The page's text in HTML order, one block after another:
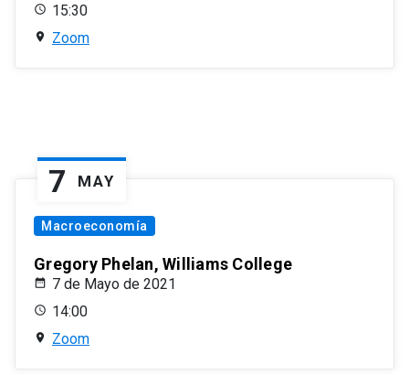
15:30
Zoom
7 MAY
Macroeconomía
Gregory Phelan, Williams College
7 de Mayo de 2021
14:00
Zoom